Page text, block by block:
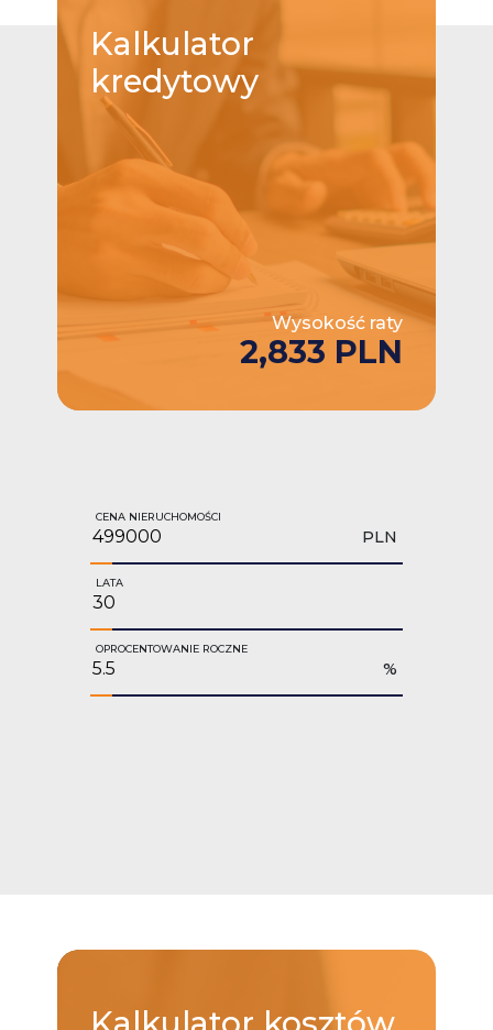
Kalkulator
kredytowy
Wysokość raty
2,833 PLN
CENA NIERUCHOMOŚCI
PLN
LATA
OPROCENTOWANIE ROCZNE
%